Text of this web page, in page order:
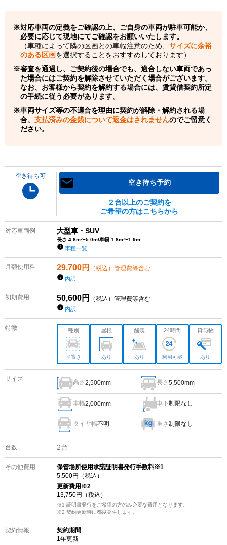
対応車両の定義をご確認の上、ご自身の車両が駐車可能か、
必要に応じて現地にてご確認をお願いいたします。
（車種によって隣の区画との車幅注意のため、 サイズに余裕
のある区画を選択することをおすすめしております）
審査を通過し、ご契約後の場合でも、適合しない車両であっ
た場合にはご契約を解除させていただく場合がございます。
なお、お客様から契約を解約する場合には、賃貸借契約所定
の手続に従う必要があります。
車両サイズ等の不適合を理由に契約が解除・解約される場
合、 支払済みの金銭について返金はされませんのでご留意く
ださい。
空き待ち可
空き待ち予約
２台以上のご契約を
ご希望の方はこちらから
対応車両例 大型車・SUV
長さ 4.8m〜5.0m/車幅 1.8m〜1.9m
車種一覧
月額使用料 29,700円 （税込）管理費等含む
内訳
初期費用 50,600円 （税込）管理費等含む
内訳
特徴 種別
平置き
屋根
あり
舗装
あり
24時間
利用可能
貸与物
あり
サイズ
高さ2,500mm 長さ5,500mm
車幅2,000mm 車下制限なし
タイヤ幅不明 重さ制限なし
台数 2台
その他費用
保管場所使用承諾証明書発行手数料※1
5,500円（税込）
更新費用※2
13,750円（税込）
※1 証明書発行をご希望の方のみ必要な費用となります。
※2 契約更新時に都度発生します。
契約情報
契約期間
1 年更新